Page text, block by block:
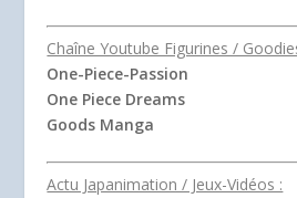
Chaîne Youtube Figurines /
One-Piece-Passion
One Piece Dreams
Goods Manga
Actu Japanimation / Jeux-Vidéos :